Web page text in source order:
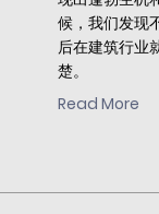
候，我们发现
后在建筑行业
楚。
Read More